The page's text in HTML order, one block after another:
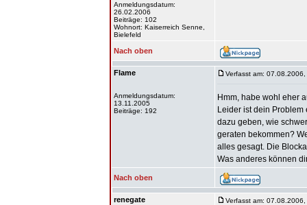
Anmeldungsdatum:
26.02.2006
Beiträge: 102
Wohnort: Kaiserreich Senne,
Bielefeld
Nach oben
Flame
Anmeldungsdatum:
13.11.2005
Beiträge: 192
Verfasst am:
Hmm, habe wohl eher
Leider ist dein
dazu geben, wie
geraten bekommen?
alles gesagt. Die
Was anderes können
Nach oben
renegate Verfasst am: